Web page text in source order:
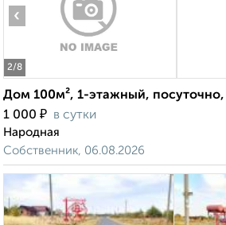
2/8
‹
Дом 100м², 1-этажный, посуточно,
1 000 ₽ в сутки
Народная
Собственник, 06.08.2026